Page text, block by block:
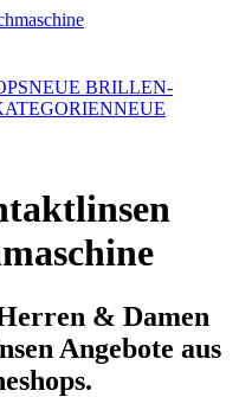
NEUE BRILLEN-
NEUE
& Damen
Angebote aus